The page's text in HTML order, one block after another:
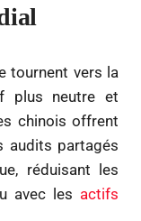
tournent vers la
plus neutre et
chinois offrent
audits partagés
réduisant les
avec les actifs